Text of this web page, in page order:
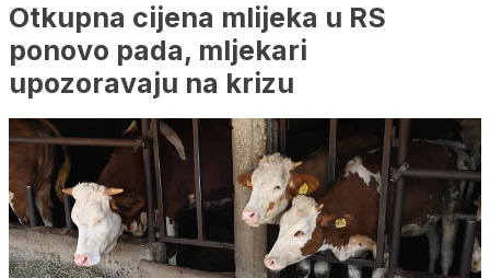
Otkupna cijena mlijeka u RS
ponovo pada, mljekari
upozoravaju na krizu